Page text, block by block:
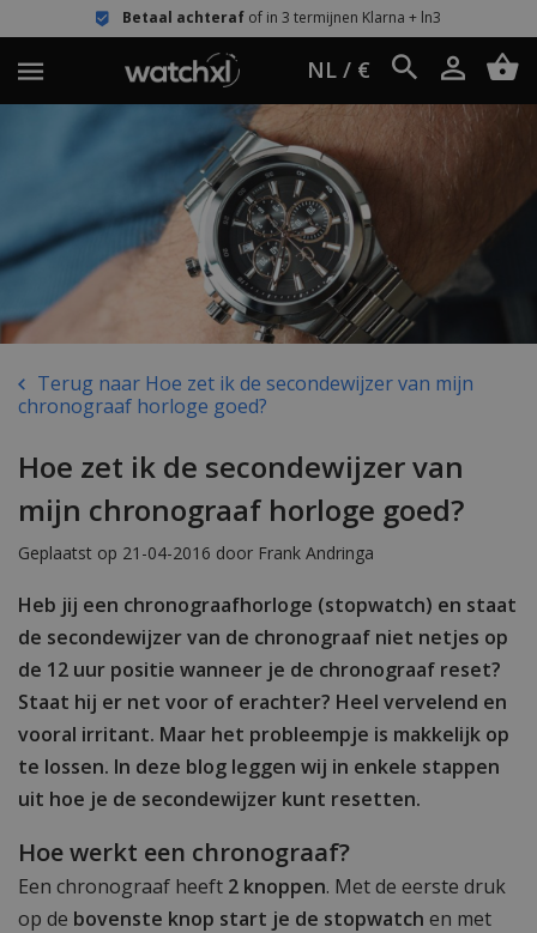
Betaal achterafof in 3 termijnen Klarna + ln3
NL / €
Terug naar Hoe zet ik de secondewijzer van mijn
chronograaf horloge goed?
Hoe zet ik de secondewijzer van
mijn chronograaf horloge goed?
Geplaatst op 21-04-2016 door Frank Andringa
Heb jij een chronograafhorloge (stopwatch) en staat
de secondewijzer van de chronograaf niet netjes op
de 12 uur positie wanneer je de chronograaf reset?
Staat hij er net voor of erachter? Heel vervelend en
vooral irritant. Maar het probleempje is makkelijk op
te lossen. In deze blog leggen wij in enkele stappen
uit hoe je de secondewijzer kunt resetten.
Hoe werkt een chronograaf?
Een chronograaf heeft 2 knoppen. Met de eerste druk
op de bovenste knop start je de stopwatch en met